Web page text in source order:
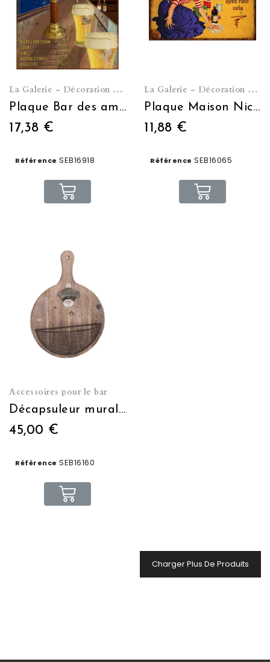
La Galerie - Décoration murale
Plaque Bar des amis 25*33
17,38 €
Référence SEB16918
La Galerie - Décoration murale
Plaque Maison Nickel 21*15
11,88 €
Référence SEB16065
Accessoires pour le bar
Décapsuleur mural avec panier
45,00 €
Référence SEB16160
Charger Plus De Produits